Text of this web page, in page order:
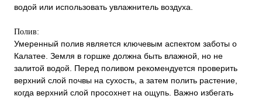
водой или использовать увлажнитель воздуха.
Полив:
Умеренный полив является ключевым аспектом заботы о
Калатее. Земля в горшке должна быть влажной, но не
залитой водой. Перед поливом рекомендуется проверить
верхний слой почвы на сухость, а затем полить растение,
когда верхний слой просохнет на ощупь. Важно избегать